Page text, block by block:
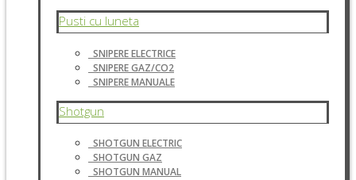
Pusti cu luneta
SNIPERE ELECTRICE
SNIPERE GAZ/CO2
SNIPERE MANUALE
Shotgun
SHOTGUN ELECTRIC
SHOTGUN GAZ
SHOTGUN MANUAL